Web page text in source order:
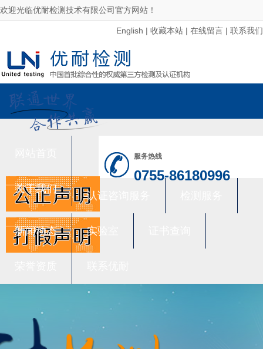
欢迎光临优耐检测技术有限公司官方网站！
English | 收藏本站 | 在线留言 | 联系我们
服务热线
0755-86180996
关于我们
认证咨询服务
新闻动态 实验室